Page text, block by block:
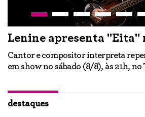
Lenine apresenta "Eita"
Cantor e compositor interpreta
em show no sábado (8/8), às 21h,
destaques